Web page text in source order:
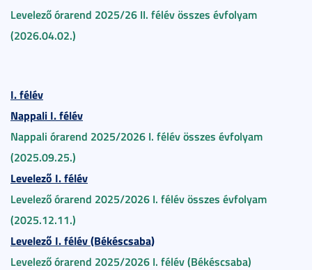
Levelező órarend 2025/26 II. félév összes évfolyam
(2026.04.02.)
I. félév
Nappali I. félév
Nappali órarend 2025/2026 I. félév összes évfolyam
(2025.09.25.)
Levelező I. félév
Levelező órarend 2025/2026 I. félév összes évfolyam
(2025.12.11.)
Levelező I. félév (Békéscsaba)
Levelező órarend 2025/2026 I. félév (Békéscsaba)